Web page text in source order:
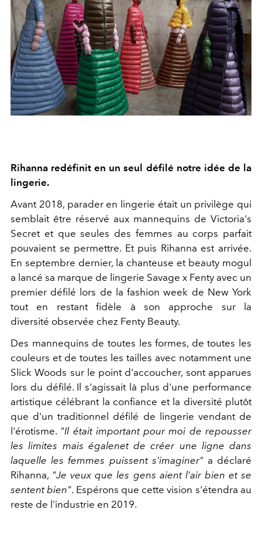
Rihanna redéfinit en un seul défilé notre idée de la
lingerie.
Avant 2018, parader en lingerie était un privilège qui
semblait être réservé aux mannequins de Victoria's
Secret et que seules des femmes au corps parfait
pouvaient se permettre. Et puis Rihanna est arrivée.
En septembre dernier, la chanteuse et beauty mogul
a lancé sa marque de lingerie Savage x Fenty avec un
premier défilé lors de la fashion week de New York
tout en restant fidèle à son approche sur la
diversité observée chez Fenty Beauty.
Des mannequins de toutes les formes, de toutes les
couleurs et de toutes les tailles avec notamment une
Slick Woods sur le point d'accoucher, sont apparues
lors du défilé. Il s'agissait là plus d'une performance
artistique célébrant la confiance et la diversité plutôt
que d'un traditionnel défilé de lingerie vendant de
l'érotisme. "Il était important pour moi de repousser
les limites mais égalenet de créer une ligne dans
laquelle les femmes puissent s'imaginer" a déclaré
Rihanna, "Je veux que les gens aient l'air bien et se
sentent bien". Espérons que cette vision s'étendra au
reste de l'industrie en 2019.